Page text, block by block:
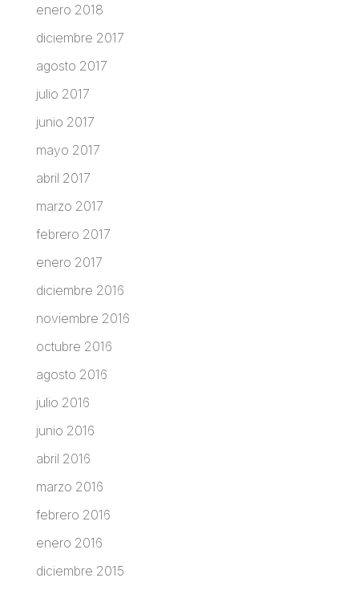
enero 2018
diciembre 2017
agosto 2017
julio 2017
junio 2017
mayo 2017
abril 2017
marzo 2017
febrero 2017
enero 2017
diciembre 2016
noviembre 2016
octubre 2016
agosto 2016
julio 2016
junio 2016
abril 2016
marzo 2016
febrero 2016
enero 2016
diciembre 2015